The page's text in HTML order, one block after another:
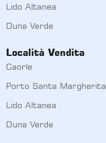
Lido Altanea
Duna Verde
Località Vendita
Caorle
Porto Santa Margherita
Lido Altanea
Duna Verde